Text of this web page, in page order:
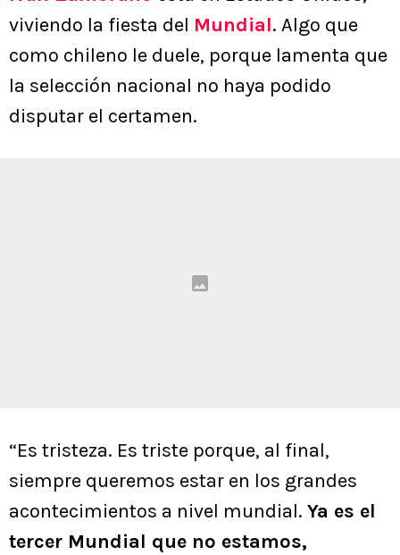
viviendo la fiesta del Mundial. Algo que
como chileno le duele, porque lamenta que
la selección nacional no haya podido
disputar el certamen.
“Es tristeza. Es triste porque, al final,
siempre queremos estar en los grandes
acontecimientos a nivel mundial. Ya es el
tercer Mundial que no estamos,